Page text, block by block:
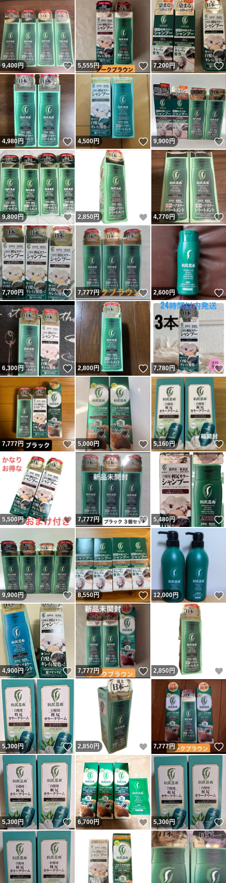
9,400円 いいね！
5,555円 いいね！
7,200円
4,980円 いいね！
4,500円 いいね！
9,900円
9,800円 いいね！
2,850 円 いいね！
4,770円
7,700円 いいね！
7,777円 いいね！
2,600円
6,300円 いいね！
2,800円 いいね！
7,780円
7,777円 いいね！
5,000円 いいね！
5,160円
5,500円 いいね！
7,777円 いいね！
5,480円
9,900円 いいね！
8,550円 いいね！
12,000円
4,900円 いいね！
7,777円 いいね！
2,850 円
5,300円 いいね！
2,850 円 いいね！
7,777円
5,300円 いいね！
6,700円 いいね！
5,300円